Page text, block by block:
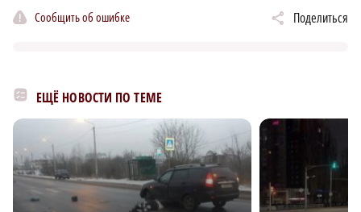
Сообщить об ошибке Поделиться
ЕЩЁ НОВОСТИ ПО ТЕМЕ